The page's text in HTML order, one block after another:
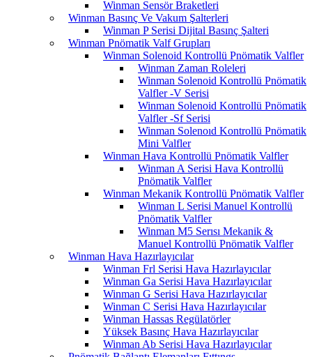
Winman Sensör Braketleri
Winman Basınç Ve Vakum Şalterleri
Winman P Serisi Dijital Basınç Şalteri
Winman Pnömatik Valf Grupları
Winman Solenoid Kontrollü Pnömatik Valfler
Winman Zaman Roleleri
Winman Solenoid Kontrollü Pnömatik
Valfler -V Serisi
Winman Solenoid Kontrollü Pnömatik
Valfler -Sf Serisi
Winman Solenoıd Kontrollü Pnömatik
Mini Valfler
Winman Hava Kontrollü Pnömatik Valfler
Winman A Serisi Hava Kontrollü
Pnömatik Valfler
Winman Mekanik Kontrollü Pnömatik Valfler
Winman L Serisi Manuel Kontrollü
Pnömatik Valfler
Winman M5 Serısı Mekanik &
Manuel Kontrollü Pnömatik Valfler
Winman Hava Hazırlayıcılar
Winman Frl Serisi Hava Hazırlayıcılar
Winman Ga Serisi Hava Hazırlayıcılar
Winman G Serisi Hava Hazırlayıcılar
Winman C Serisi Hava Hazırlayıcılar
Winman Hassas Regülatörler
Yüksek Basınç Hava Hazırlayıcılar
Winman Ab Serisi Hava Hazırlayıcılar